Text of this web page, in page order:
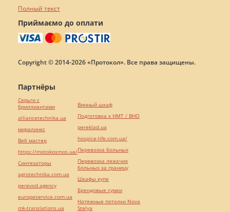
Полный текст
Приймаємо до оплати
Copyright © 2014-2026 «Протокол». Все права защищены.
Партнёры
Серьги с
бриллиантами
alliancetechnika.ua
миралинкс
Веб мастер
https://motokosmos.ua/
Синтезаторы
agrotechnika.com.ua
perevod.agency
europeservice.com.ua
mk-translations.ua
Винный шкаф
Подготовка к НМТ / ВНО
pereklad.ua
hospice-life.com.ua/
Перевозка больных
Перевозка лежачих
больных за границу
Шкафы купе
Брендовые сумки
Натяжные потолки Nova
Stelya